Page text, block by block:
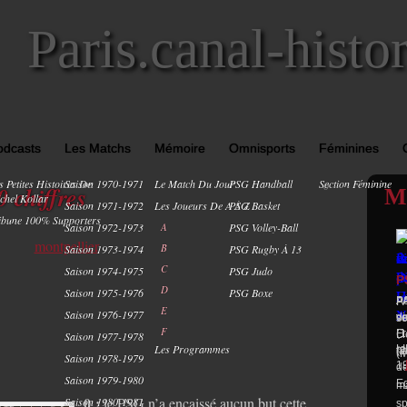
Paris.canal-
Petites Histoires De
Kollar
100% Supporters
Les Matchs
Saison 1970-1971
Saison 1971-1972
Saison 1972-1973
Saison 1973-1974
Saison 1974-1975
Saison 1975-1976
Saison 1976-1977
Saison 1977-1978
Saison 1978-1979
Saison 1979-1980
Saison 1980-1981
Mémoire
Le Match Du Jour
Les Joueurs De A À Z
A
B
C
D
E
F
Les Programmes
Omnisports
PSG Handball
PSG Basket
PSG Volley-Ball
PSG Rugby À 13
PSG Judo
PSG Boxe
Féminines
Section Féminine
0
chiffres
0 :le PSG n’a encaissé aucun but cette